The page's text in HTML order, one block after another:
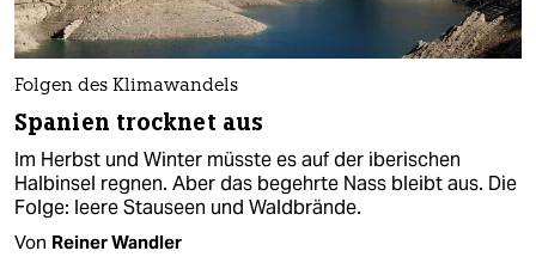
Folgen des Klimawandels
Spanien trocknet aus
Im Herbst und Winter müsste es auf der iberischen
Halbinsel regnen. Aber das begehrte Nass bleibt aus. Die
Folge: leere Stauseen und Waldbrände.
Von Reiner Wandler